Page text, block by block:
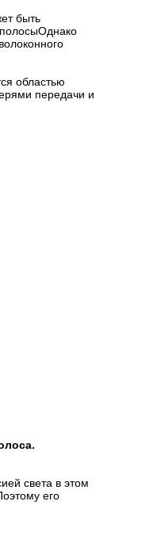
быть
полосыОднако
областью
передачи и
света в этом
его